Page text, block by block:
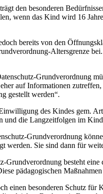
den besonderen
wenn das Kind wird 16
bereits von den
Altersgrenze
Grundverordnung
auf Informationen
gestellt werden“.
des Kindes gem.
und die Langzeitfolgen im
Grundverordnung
werden. Sie sind dann für
Grundverordnung besteht
pädagogischen
einen besonderen Schutz für